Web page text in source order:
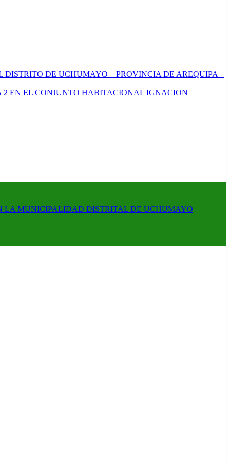
DISTRITO DE UCHUMAYO – PROVINCIA DE AREQUIPA –
EN EL CONJUNTO HABITACIONAL IGNACION
LA MUNICIPALIDAD DISTRITAL DE UCHUMAYO